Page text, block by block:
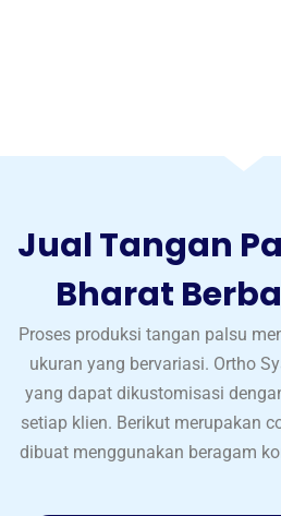
Jual Tangan
Bharat
Proses produksi tangan palsu
ukuran yang bervariasi. Ortho
yang dapat dikustomisasi
setiap klien. Berikut merupakan
dibuat menggunakan beragam